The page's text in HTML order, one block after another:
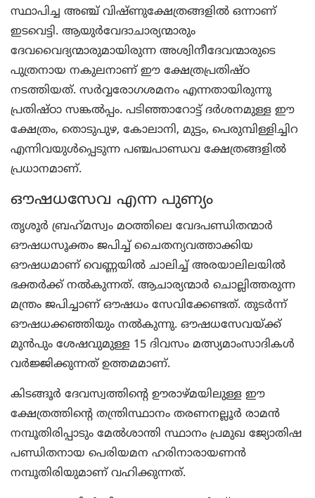
സ്ഥാപിച്ച അഞ്ച് വിഷ്ണുക്ഷേത്രങ്ങളില്‍ ഒന്നാണ്
ഇടവെട്ടി. ആയുര്‍വേദാചാര്യന്മാരും
ദേവവൈദ്യന്മാരുമായിരുന്ന അശ്വിനീദേവന്മാരുടെ
പുത്രനായ നകുലനാണ് ഈ ക്ഷേത്രപ്രതിഷ്ഠ
നടത്തിയത്. സര്‍വ്വരോഗശമനം എന്നതായിരുന്നു
പ്രതിഷ്ഠാ സങ്കല്‍പ്പം. പടിഞ്ഞാറോട്ട് ദര്‍ശനമുള്ള ഈ
ക്ഷേത്രം, തൊടുപുഴ, കോലാനി, മുട്ടം, പെരുമ്പിള്ളിച്ചിറ
എന്നിവയുള്‍പ്പെടുന്ന പഞ്ചപാണ്ഡവ ക്ഷേത്രങ്ങളില്‍
പ്രധാനമാണ്.
ഔഷധസേവ എന്ന പുണ്യം
തൃശൂര്‍ ബ്രഹ്‌മസ്വം മഠത്തിലെ വേദപണ്ഡിതന്മാര്‍
ഔഷധസൂക്തം ജപിച്ച് ചൈതന്യവത്താക്കിയ
ഔഷധമാണ് വെണ്ണയില്‍ ചാലിച്ച് അരയാലിലയില്‍
ഭക്തര്‍ക്ക് നല്‍കുന്നത്. ആചാര്യന്മാര്‍ ചൊല്ലിത്തരുന്ന
മന്ത്രം ജപിച്ചാണ് ഔഷധം സേവിക്കേണ്ടത്. തുടര്‍ന്ന്
ഔഷധക്കഞ്ഞിയും നല്‍കുന്നു. ഔഷധസേവയ്ക്ക്
മുന്‍പും ശേഷവുമുള്ള 15 ദിവസം മത്സ്യമാംസാദികള്‍
വര്‍ജ്ജിക്കുന്നത് ഉത്തമമാണ്.
കിടങ്ങൂര്‍ ദേവസ്വത്തിന്റെ ഊരാഴ്മയിലുള്ള ഈ
ക്ഷേത്രത്തിന്റെ തന്ത്രിസ്ഥാനം തരണനല്ലൂര്‍ രാമന്‍
നമ്പൂതിരിപ്പാടും മേല്‍ശാന്തി സ്ഥാനം പ്രമുഖ ജ്യോതിഷ
പണ്ഡിതനായ പെരിയമന ഹരിനാരായണന്‍
നമ്പൂതിരിയുമാണ് വഹിക്കുന്നത്.